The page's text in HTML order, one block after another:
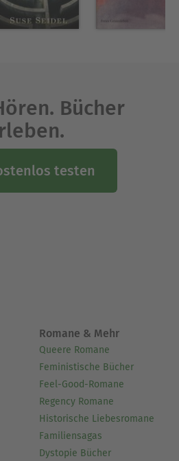
Bücher
testen
Romane & Mehr
Queere Romane
Feministische Bücher
Feel-Good-Romane
Regency Romane
Historische Liebesromane
Familiensagas
Dystopie Bücher